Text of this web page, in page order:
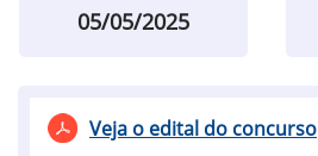
05/05/2025
Veja o edital do concurso